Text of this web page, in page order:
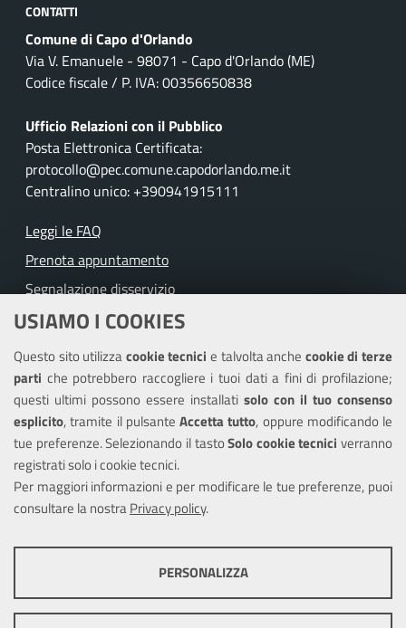
USIAMO I COOKIES
Questo sito utilizzacookie tecnicie talvolta anche cookie di terze
parti che potrebbero raccogliere i tuoi dati a fini di profilazione;
questi ultimi possono essere installati solo con il tuo consenso
esplicito, tramite il pulsante Accetta tutto, oppure modificando le
tue preferenze. Selezionando il tastoSolo cookie tecnici verranno
registrati solo i cookie tecnici.
Per maggiori informazioni e per modificare le tue preferenze, puoi
consultare la nostraPrivacy policy.
PERSONALIZZA
CONTATTI
Comune di Capo d'Orlando
Via V. Emanuele - 98071 - Capo d'Orlando (ME)
Codice fiscale / P. IVA: 00356650838
Ufficio Relazioni con il Pubblico
Posta Elettronica Certificata:
protocollo@pec.comune.capodorlando.me.it
Centralino unico: +390941915111
Leggi le FAQ
Prenota appuntamento
Segnalazione disservizio
Richiesta assistenza
Amministrazione trasparente
Informativa privacy
Note legali
Piano di miglioramento del sito
Dichiarazione di accessibilità